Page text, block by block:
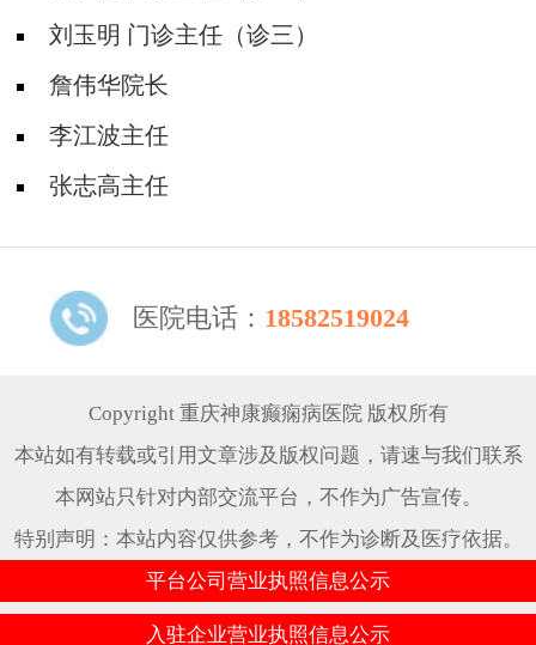
刘玉明 门诊主任（诊三）
詹伟华院长
李江波主任
张志高主任
医院电话： 18582519024
Copyright 重庆神康癫痫病医院 版权所有
本站如有转载或引用文章涉及版权问题，请速与我们联系
本网站只针对内部交流平台，不作为广告宣传。
特别声明：本站内容仅供参考，不作为诊断及医疗依据。
平台公司营业执照信息公示
入驻企业营业执照信息公示